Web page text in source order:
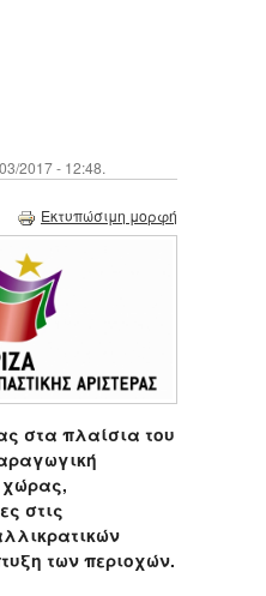
2017 - 12:48.
Εκτυπώσιμη μορφή
στα πλαίσια του
χώρας,
στις
των περιοχών.